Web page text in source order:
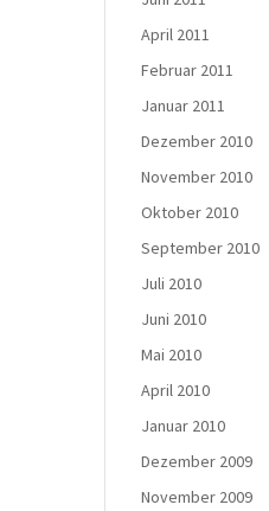
April 2011
Februar 2011
Januar 2011
Dezember 2010
November 2010
Oktober 2010
September 2010
Juli 2010
Juni 2010
Mai 2010
April 2010
Januar 2010
Dezember 2009
November 2009